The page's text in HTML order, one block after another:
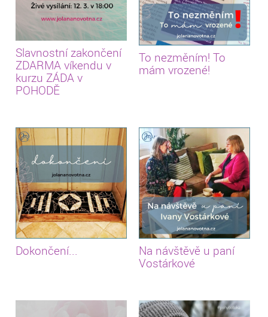
Slavnostní zakončení
ZDARMA víkendu v
kurzu ZÁDA v
POHODĚ
To nezměním! To
mám vrozené!
Dokončení...
Na návštěvě u paní
Vostárkové